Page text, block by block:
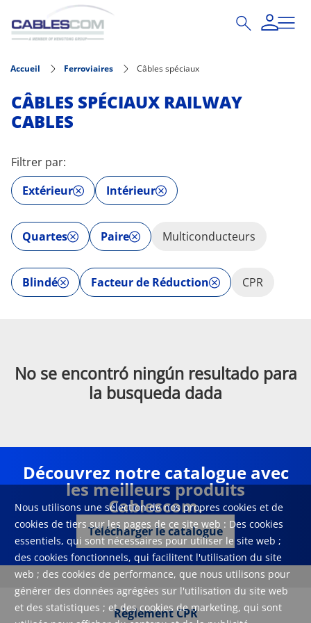
Aller au contenu principal
Nous utilisons une sélection de nos propres cookies et de
cookies de tiers sur les pages de ce site web : Des cookies
essentiels, qui sont nécessaires pour utiliser le site web ;
des cookies fonctionnels, qui facilitent l'utilisation du site
web ; des cookies de performance, que nous utilisons pour
générer des données agrégées sur l'utilisation du site web
et des statistiques ; et des cookies de marketing, qui sont
Accueil Ferroviaires Câbles spéciaux
CÂBLES SPÉCIAUX RAILWAY
CABLES
Filtrer par:
Extérieur
Intérieur
Quartes Paire Multiconducteurs
Blindé Facteur de Réduction CPR
No se encontró ningún resultado para
la busqueda dada
Découvrez notre catalogue avec
les meilleurs produits
Cablescom.
Télécharger le catalogue
Règlement CPR